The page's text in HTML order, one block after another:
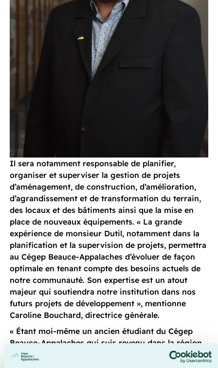
Il sera notamment responsable de planifier,
organiser et superviser la gestion de projets
d’aménagement, de construction, d’amélioration,
d’agrandissement et de transformation du terrain,
des locaux et des bâtiments ainsi que la mise en
place de nouveaux équipements. « La grande
expérience de monsieur Dutil, notamment dans la
planification et la supervision de projets, permettra
au Cégep Beauce-Appalaches d’évoluer de façon
optimale en tenant compte des besoins actuels de
notre communauté. Son expertise est un atout
majeur qui soutiendra notre institution dans nos
futurs projets de développement », mentionne
Caroline Bouchard, directrice générale.
« Étant moi-même un ancien étudiant du Cégep
Beauce-Appalaches qui suis revenu dans la région
après mes études universitaires, je souhaite
m’impliquer auprès des générations actuelles et